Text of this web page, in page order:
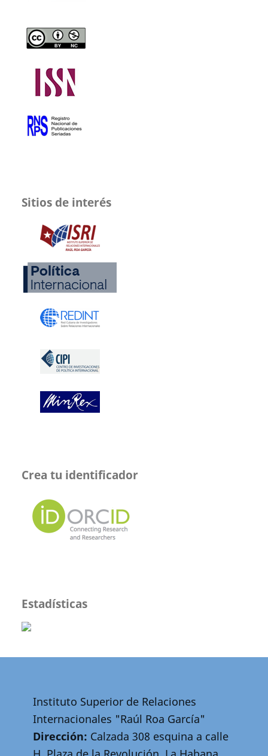
Sitios de interés
Crea tu identificador
Estadísticas
Instituto Superior de Relaciones
Internacionales "Raúl Roa García"
Dirección: Calzada 308 esquina a calle